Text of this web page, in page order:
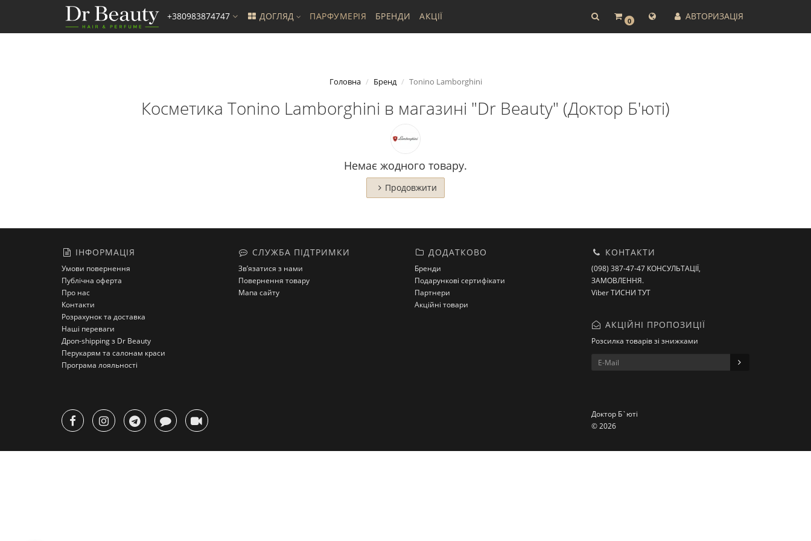
0 АВТОРИЗАЦІЯ
+380983874747 ДОГЛЯД ПАРФУМЕРІЯ БРЕНДИ АКЦІЇ
Головна Бренд Tonino Lamborghini
Косметика Tonino Lamborghini в магазині "Dr Beauty" (Доктор Б'юті)
Немає жодного товару.
Продовжити
ІНФОРМАЦІЯ
Умови повернення
Публічна оферта
Про нас
Контакти
Розрахунок та доставка
Наші переваги
Дроп-shipping з Dr Beauty
Перукарям та салонам краси
Програма лояльності
СЛУЖБА ПІДТРИМКИ
Зв’язатися з нами
Повернення товару
Мапа сайту
ДОДАТКОВО
Бренди
Подарункові сертифікати
Партнери
Акційні товари
КОНТАКТИ
(098) 387-47-47 КОНСУЛЬТАЦІЇ,
ЗАМОВЛЕННЯ.
Viber ТИСНИ ТУТ
АКЦІЙНІ ПРОПОЗИЦІЇ
Розсилка товарів зі знижками
Доктор Б`юті
© 2026